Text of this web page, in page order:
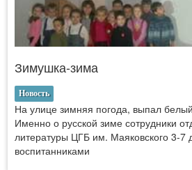
Зимушка-зима
Новость
На улице зимняя погода, выпал
Именно о русской зиме сотрудники
литературы ЦГБ им. Маяковского 3-7
воспитанниками